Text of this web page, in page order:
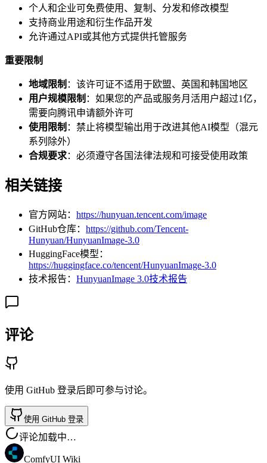
个人和企业可免费使用、复制、分发和修改模型
支持商业用途和衍生作品开发
允许通过API或其他方式提供托管服务
重要限制
地域限制 ：该许可证不适用于欧盟、英国和韩国地区
用户规模限制 ：如果您的产品或服务月活用户超过1亿，
需要向腾讯申请额外许可
使用限制 ：禁止将模型输出用于改进其他AI模型（混元
系列除外）
合规要求：必须遵守各国法律法规和可接受使用政策
相关链接
官方网站： https://hunyuan.tencent.com/image
GitHub仓库： https://github.com/Tencent-
Hunyuan/HunyuanImage-3.0
HuggingFace模型：
https://huggingface.co/tencent/HunyuanImage-3.0
技术报告： HunyuanImage 3.0技术报告
评论
使用 GitHub 登录后即可参与讨论。
使用 GitHub 登录
评论加载中…
ComfyUI Wiki